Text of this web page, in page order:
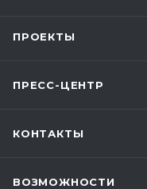
ПРОЕКТЫ
ПРЕСС-ЦЕНТР
КОНТАКТЫ
ВОЗМОЖНОСТИ